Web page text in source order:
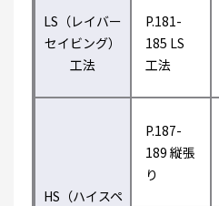
LS（レイバー
セイビング）
工法
P.181-
185 LS
工法
HS（ハイスペ
P.187-
189 縦張
り